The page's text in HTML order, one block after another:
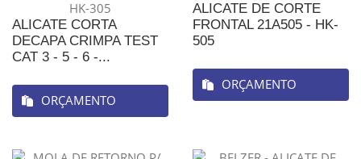
ALICATE CORTA
DECAPA CRIMPA TEST
CAT 3 - 5 - 6 -...
ORÇAMENTO
ALICATE DE CORTE
FRONTAL 21A505 - HK-
505
ORÇAMENTO